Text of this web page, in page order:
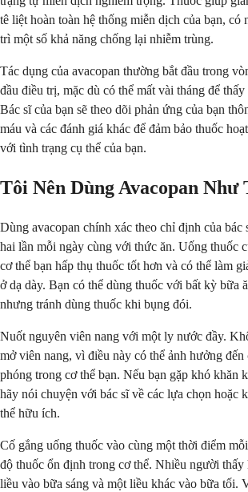
tê liệt hoàn toàn hệ thống miễn dịch của bạn, có
trì một số khả năng chống lại nhiễm trùng.
Tác dụng của avacopan thường bắt đầu trong
đầu điều trị, mặc dù có thể mất vài tháng để
Bác sĩ của bạn sẽ theo dõi phản ứng của bạn
máu và các đánh giá khác để đảm bảo thuốc
với tình trạng cụ thể của bạn.
Tôi Nên Dùng Avacopan Như
Dùng avacopan chính xác theo chỉ định của bác
hai lần mỗi ngày cùng với thức ăn. Uống thuốc
cơ thể bạn hấp thụ thuốc tốt hơn và có thể làm
ở dạ dày. Bạn có thể dùng thuốc với bất kỳ bữa
nhưng tránh dùng thuốc khi bụng đói.
Nuốt nguyên viên nang với một ly nước đầy.
mở viên nang, vì điều này có thể ảnh hưởng
phóng trong cơ thể bạn. Nếu bạn gặp khó khăn
hãy nói chuyện với bác sĩ về các lựa chọn hoặc
thể hữu ích.
Cố gắng uống thuốc vào cùng một thời điểm
độ thuốc ổn định trong cơ thể. Nhiều người
liều vào bữa sáng và một liều khác vào bữa tối.